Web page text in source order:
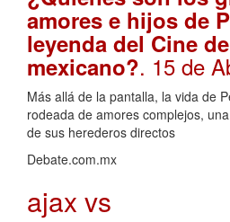
amores e hijos de
leyenda del Cine
mexicano?. 15 de
Más allá de la pantalla, la vida de
rodeada de amores complejos,
de sus herederos directos
Debate.com.mx
ajax vs